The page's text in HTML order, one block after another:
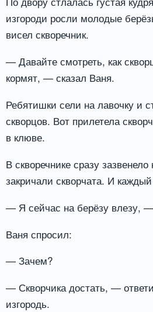
изгороди росли молодые
висел скворечник.
— Давайте смотреть, как
кормят, — сказал Ваня.
Ребятишки сели на лавочку и
скворцов. Вот прилетела
в клюве.
В скворечнике сразу
закричали скворчата. И
— Я сейчас на берёзу влезу, —
Ваня спросил:
— Зачем?
— Скворчика достать, —
изгородь.